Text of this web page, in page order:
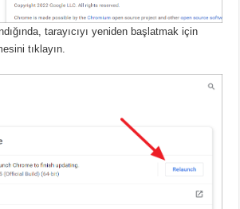
tarayıcıyı yeniden başlatmak için
tıklayın.